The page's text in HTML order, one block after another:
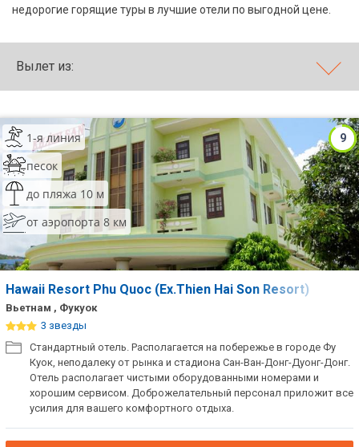
недорогие горящие туры в лучшие отели по выгодной цене.
Вылет из:
9
1-я линия
песок
до пляжа 10 м
от аэропорта 8 км
Hawaii Resort Phu Quoc (Ex.Thien Hai Son Resort)
Вьетнам , Фукуок
3 звезды
Стандартный отель. Располагается на побережье в городе Фу
Куок, неподалеку от рынка и стадиона Сан-Ван-Донг-Дуонг-Донг.
Отель располагает чистыми оборудованными номерами и
хорошим сервисом. Доброжелательный персонал приложит все
усилия для вашего комфортного отдыха.
Кав Мин Воды
Экскурсионные туры
ТОП 10 недорогих отелей
5*
Лучшие отели 4* звезды
Недорогие отели 4*
звезды
Лучшие отели 3* звезды
Недорогие отели 3*
Сетевые отели Турции
Сетевые отели Египта
Сетевые отели ОАЭ